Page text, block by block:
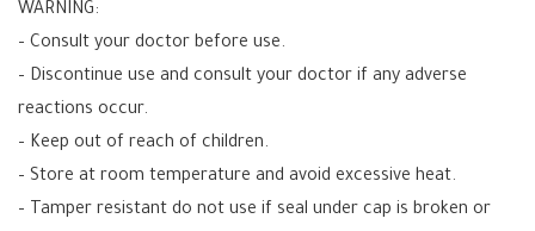
WARNING:
– Consult your doctor before use.
– Discontinue use and consult your doctor if any adverse
reactions occur.
– Keep out of reach of children.
– Store at room temperature and avoid excessive heat.
– Tamper resistant do not use if seal under cap is broken or